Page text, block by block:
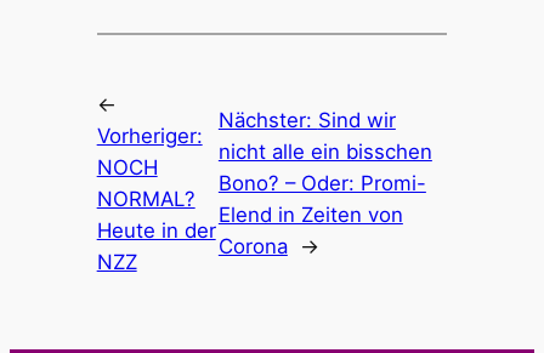
←
Vorheriger:
NOCH
NORMAL?
Heute in der
NZZ
Nächster: Sind wir
nicht alle ein bisschen
Bono? – Oder: Promi-
Elend in Zeiten von
Corona
→